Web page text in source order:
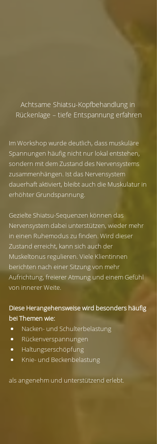
Achtsame Shiatsu-Kopfbehandlung in
Rückenlage – tiefe Entspannung erfahren
Im Workshop wurde deutlich, dass muskuläre
Spannungen häufig nicht nur lokal entstehen,
sondern mit dem Zustand des Nervensystems
zusammenhängen. Ist das Nervensystem
dauerhaft aktiviert, bleibt auch die Muskulatur in
erhöhter Grundspannung.
Gezielte Shiatsu-Sequenzen können das
Nervensystem dabei unterstützen, wieder mehr
in einen Ruhemodus zu finden. Wird dieser
Zustand erreicht, kann sich auch der
Muskeltonus regulieren. Viele Klientinnen
berichten nach einer Sitzung von mehr
Aufrichtung, freierer Atmung und einem Gefühl
von innerer Weite.
Diese Herangehensweise wird besonders häufig
bei Themen wie:
Nacken- und Schulterbelastung
Rückenverspannungen
Haltungserschöpfung
Knie- und Beckenbelastung
als angenehm und unterstützend erlebt.